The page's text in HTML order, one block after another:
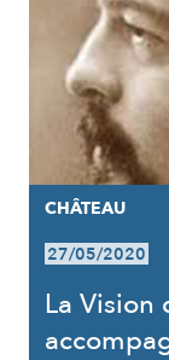
CHÂTEAU
27/05/2020
La Vision